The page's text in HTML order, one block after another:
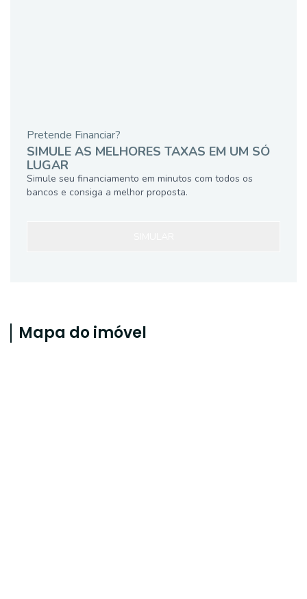
Pretende Financiar?
SIMULE AS MELHORES TAXAS EM UM SÓ
LUGAR
Simule seu financiamento em minutos com todos os
bancos e consiga a melhor proposta.
Mapa do imóvel